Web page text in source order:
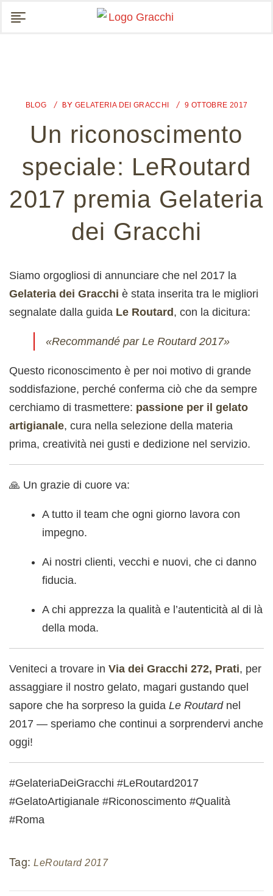
BLOG BY GELATERIA DEI GRACCHI 9 OTTOBRE 2017
Un riconoscimento
speciale: LeRoutard
2017 premia Gelateria
dei Gracchi
Siamo orgogliosi di annunciare che nel 2017 la
Gelateria dei Gracchi è stata inserita tra le migliori
segnalate dalla guida Le Routard , con la dicitura:
«Recommandé par Le Routard 2017»
Questo riconoscimento è per noi motivo di grande
soddisfazione, perché conferma ciò che da sempre
cerchiamo di trasmettere: passione per il gelato
artigianale, cura nella selezione della materia
prima, creatività nei gusti e dedizione nel servizio.
🙏 Un grazie di cuore va:
A tutto il team che ogni giorno lavora con
impegno.
Ai nostri clienti, vecchi e nuovi, che ci danno
fiducia.
A chi apprezza la qualità e l’autenticità al di là
della moda.
Veniteci a trovare in Via dei Gracchi 272, Prati, per
assaggiare il nostro gelato, magari gustando quel
sapore che ha sorpreso la guida Le Routardnel
2017 — speriamo che continui a sorprendervi anche
oggi!
#GelateriaDeiGracchi #LeRoutard2017
#GelatoArtigianale #Riconoscimento #Qualità
#Roma
Tag: LeRoutard 2017